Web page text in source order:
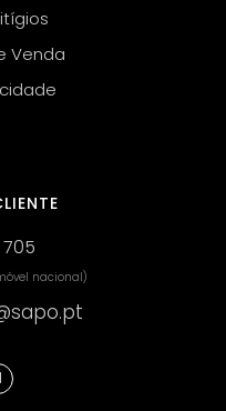
Venda
705
nacional)